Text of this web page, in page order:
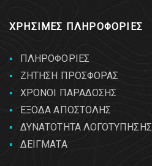
ΧΡΗΣΙΜΕΣ ΠΛΗΡΟΦΟΡΙΕΣ
ΠΛΗΡΟΦΟΡΙΕΣ
ΖΗΤΗΣΗ ΠΡΟΣΦΟΡΑΣ
ΧΡΟΝΟΙ ΠΑΡΑΔΟΣΗΣ
ΕΞΟΔΑ ΑΠΟΣΤΟΛΗΣ
ΔΥΝΑΤΟΤΗΤΑ ΛΟΓΟΤΥΠΗΣΗΣ
ΔΕΙΓΜΑΤΑ